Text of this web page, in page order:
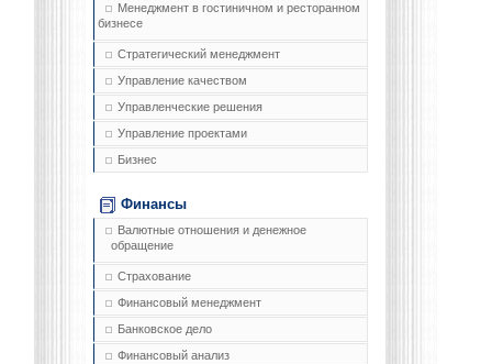
Менеджмент в гостиничном и ресторанном
бизнесе
Стратегический менеджмент
Управление качеством
Управленческие решения
Управление проектами
Бизнес
Финансы
Валютные отношения и денежное
обращение
Страхование
Финансовый менеджмент
Банковское дело
Финансовый анализ